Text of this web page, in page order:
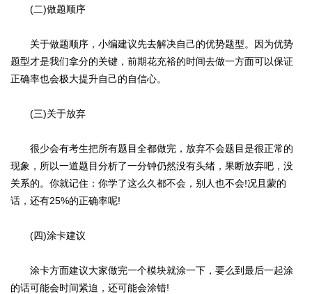
(二)做题顺序
关于做题顺序，小编建议先去解决自己的优势题型。因为优势
题型才是我们拿分的关键，前期花充裕的时间去做一方面可以保证
正确率也会极大提升自己的自信心。
(三)关于放弃
很少会有考生把所有题目全都做完，放弃不会题目是很正常的
现象，所以一道题目分析了一分钟仍然没有头绪，果断放弃吧，没
关系的。你就记住：你学了这么久都不会，别人也不会!况且蒙的
话，还有25%的正确率呢!
(四)涂卡建议
涂卡方面建议大家做完一个模块就涂一下，要么到最后一起涂
的话可能会时间紧迫，还可能会涂错!